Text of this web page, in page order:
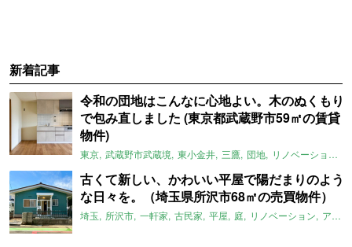
新着記事
令和の団地はこんなに心地よい。木のぬくもり
で包み直しました (東京都武蔵野市59㎡の賃貸
物件)
東京 武蔵野市武蔵境 東小金井 三鷹 団地 リノベーション
古くて新しい、かわいい平屋で陽だまりのよう
な日々を。（埼玉県所沢市68㎡の売買物件）
埼玉 所沢市 一軒家 古民家 平屋 庭 リノベーション アメリカンハウス